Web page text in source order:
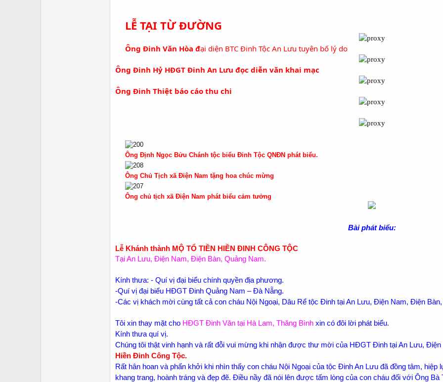
LỄ TẠI TỪ ĐƯỜNG
Ông Đinh Văn Hòa đại diện BTC Đinh Tộc An Lưu tuyên bố lý do
Ông Đinh Hỷ HĐGT Đinh An Lưu đọc diễn văn khai mạc
Ông Đinh Thiệt báo cáo thu chi
Ông Định Ngọc Bửu Chánh tộc biểu Đinh Tộc QNĐN phát biểu.
Ông Chủ Tịch xã Điện Nam tặng hoa chúc mừng
Ông chủ tịch xã Điện Nam phát biểu cảm tưởng
Bài phát biểu:
Lễ Khánh thành MỘ TỔ TIỀN HIỀN ĐINH CÔNG TỘC
Tại An Lưu, Điện Nam, Điện Bàn, Quảng Nam.
Kính thưa: - Quí vị đại biểu chính quyền địa phương.
-Quí vị đại biểu HĐGT Đinh Quảng Nam – Đà Nẵng.
-Các vị khách mời cùng tất cả con cháu Nội Ngoại, Dâu Rể tộc Đinh tại An Lưu, Điện Nam, Điện
Tôi xin thay mặt cho HĐGT Đinh Văn tại Hà Lam, Thăng Bình xin có đôi lời phát biểu.
Kính thưa quí vị.
Chúng tôi thật vinh hạnh và rất đỗi vui mừng khi nhận được thư mời của HĐGT Đinh tại An Lưu,
Hiền Đinh Công Tộc.
Rất hân hoan và phấn khởi khi nhìn thấy con cháu Nội Ngoại của tộc Đinh An Lưu đã đồng tâm, hiệp
khang trang, hoành tráng và đẹp đẽ. Điều nầy đã nói lên được tấm lòng của con cháu đối với Ông